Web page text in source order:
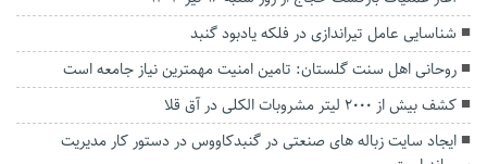
شناسایی عامل تیراندازی در فلکه یادبود گنبد
روحانی اهل سنت گلستان: تامین امنیت مهمترین نیاز جامعه است
کشف بیش از ۲۰۰۰ لیتر مشروبات الکلی در آق قلا
ایجاد سایت زباله های صنعتی در گنبدکاووس در دستور کار مدیریت